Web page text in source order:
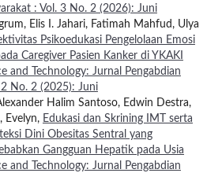
: Vol. 3 No. 2 (2026): Juni
Elis I. Jahari, Fatimah Mahfud, Ulya
Psikoedukasi Pengelolaan Emosi
Caregiver Pasien Kanker di YKAKI
and Technology: Jurnal Pengabdian
No. 2 (2025): Juni
Halim Santoso, Edwin Destra,
Evelyn, Edukasi dan Skrining IMT serta
Dini Obesitas Sentral yang
Gangguan Hepatik pada Usia
and Technology: Jurnal Pengabdian